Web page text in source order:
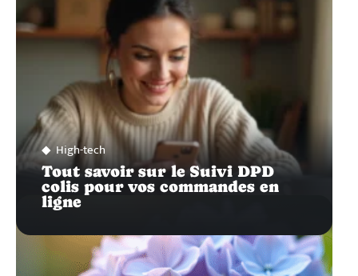
High-tech
Tout savoir sur le Suivi DPD
colis pour vos commandes en
ligne